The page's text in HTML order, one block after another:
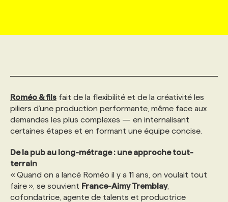
PRIX ET DISTINCTIONS
TENDANCES
GEO/SEO
ÉVÉNEMENTIEL
NOS AUTEUR‧RICES
ANNONCEZ AVEC NOUS
FAQ
ANNONCEZ AVEC NOUS
ANNONCEZ AVEC NOUS
NOS PARCOURS DE FORMATIONS
FORMATIONS PERSONNALISÉES
NOS FORMATEUR‧RICES
POURQUOI CHOISIR NOS FORMATIONS
SERVICE DE CHASSE DE TÊTE
NOS TARIFS
NOS EXPERTISES
FAQ
Roméo & fils fait de la flexibilité et de la créativité les
piliers d’une production performante, même face aux
demandes les plus complexes — en internalisant
certaines étapes et en formant une équipe concise.
De la pub au long-métrage : une approche tout-
terrain
« Quand on a lancé Roméo il y a 11 ans, on voulait tout
faire », se souvient France-Aimy Tremblay,
cofondatrice, agente de talents et productrice